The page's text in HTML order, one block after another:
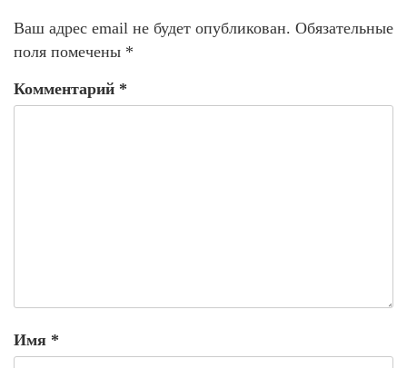
Ваш адрес email не будет опубликован. Обязательные
поля помечены *
Комментарий *
Имя *